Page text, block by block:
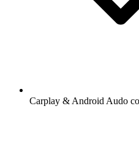
Carplay & Android Audo